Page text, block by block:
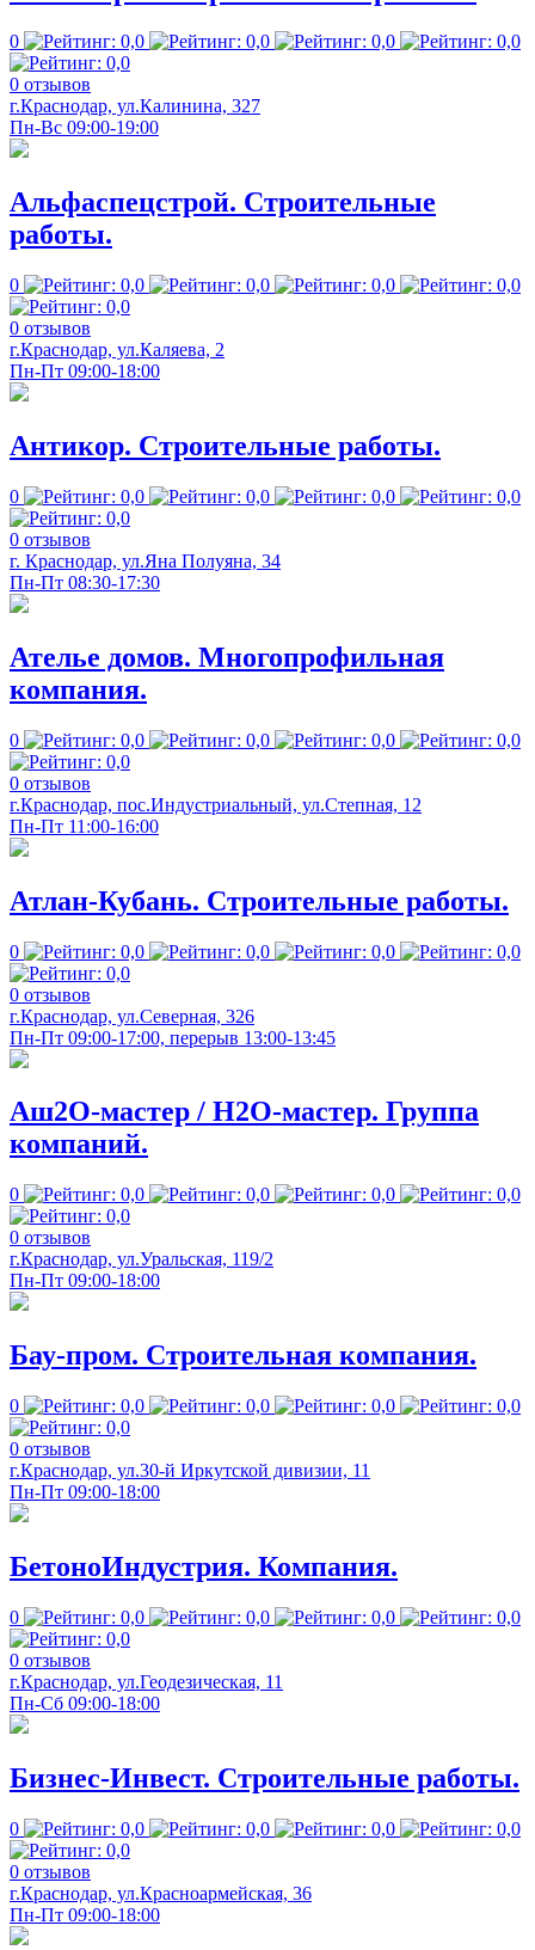
0
0 отзывов
г.Краснодар, ул.Калинина, 327
Пн-Вс 09:00-19:00
Альфаспецстрой. Строительные
работы.
0
0 отзывов
г.Краснодар, ул.Каляева, 2
Пн-Пт 09:00-18:00
Антикор. Строительные работы.
0
0 отзывов
г. Краснодар, ул.Яна Полуяна, 34
Пн-Пт 08:30-17:30
Ателье домов. Многопрофильная
компания.
0
0 отзывов
г.Краснодар, пос.Индустриальный, ул.Степная, 12
Пн-Пт 11:00-16:00
Атлан-Кубань. Строительные работы.
0
0 отзывов
г.Краснодар, ул.Северная, 326
Пн-Пт 09:00-17:00, перерыв 13:00-13:45
Аш2О-мастер / H2O-мастер. Группа
компаний.
0
0 отзывов
г.Краснодар, ул.Уральская, 119/2
Пн-Пт 09:00-18:00
Бау-пром. Строительная компания.
0
0 отзывов
г.Краснодар, ул.30-й Иркутской дивизии, 11
Пн-Пт 09:00-18:00
БетоноИндустрия. Компания.
0
0 отзывов
г.Краснодар, ул.Геодезическая, 11
Пн-Сб 09:00-18:00
Бизнес-Инвест. Строительные работы.
0
0 отзывов
г.Краснодар, ул.Красноармейская, 36
Пн-Пт 09:00-18:00